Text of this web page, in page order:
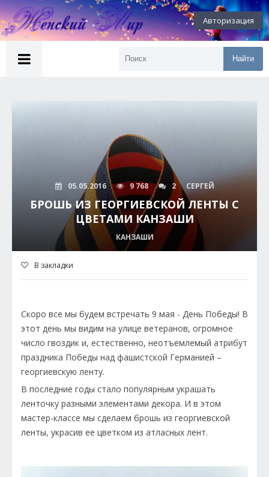
Авторизация
Найти
05.05.2016 9 768 2 СЕРГЕЙ
БРОШЬ ИЗ ГЕОРГИЕВСКОЙ ЛЕНТЫ С
ЦВЕТАМИ КАНЗАШИ
КАНЗАШИ
В закладки
Скоро все мы будем встречать 9 мая - День Победы! В
этот день мы видим на улице ветеранов, огромное
число гвоздик и, естественно, неотъемлемый атрибут
праздника Победы над фашистской Германией –
георгиевскую ленту.
В последние годы стало популярным украшать
ленточку разными элементами декора. И в этом
мастер-классе мы сделаем брошь из георгиевской
ленты, украсив ее цветком из атласных лент.